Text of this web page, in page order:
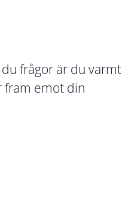
frågor är du varmt
fram emot din